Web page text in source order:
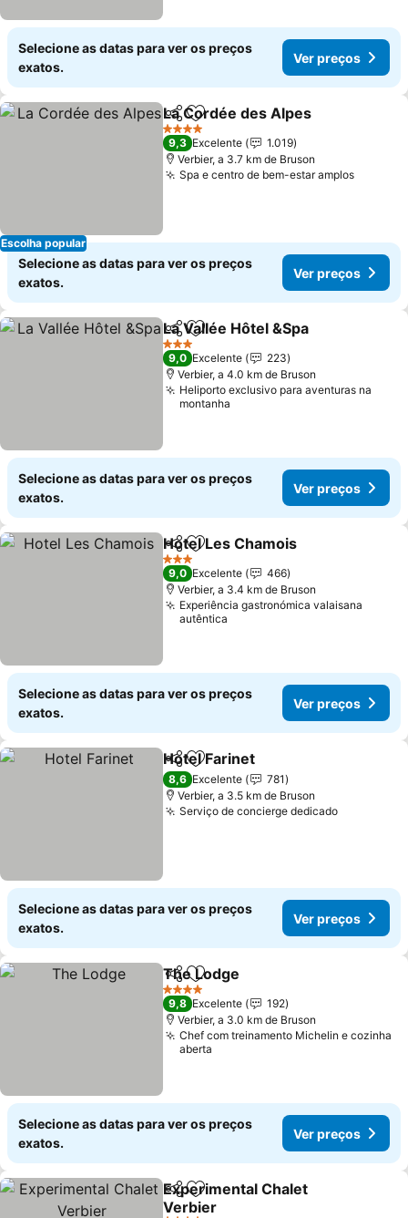
Selecione as datas para ver os preços
exatos.
Ver preços
Escolha popular
PartilharAdicionar aos favoritos
La Cordée des Alpes
4 Estrelas
9,3 Excelente
1.019
Verbier, a 3.7 km de Bruson
Spa e centro de bem-estar amplos
Selecione as datas para ver os preços
exatos.
Ver preços
PartilharAdicionar aos favoritos
La Vallée Hôtel &Spa
3 Estrelas
9,0 Excelente
223
Verbier, a 4.0 km de Bruson
Heliporto exclusivo para aventuras na
montanha
Selecione as datas para ver os preços
exatos.
Ver preços
PartilharAdicionar aos favoritos
Hotel Les Chamois
3 Estrelas
9,0 Excelente
466
Verbier, a 3.4 km de Bruson
Experiência gastronómica valaisana
autêntica
Selecione as datas para ver os preços
exatos.
Ver preços
PartilharAdicionar aos favoritos
Hotel Farinet
8,6 Excelente
781
Verbier, a 3.5 km de Bruson
Serviço de concierge dedicado
Selecione as datas para ver os preços
exatos.
Ver preços
PartilharAdicionar aos favoritos
The Lodge
4 Estrelas
9,8 Excelente
192
Verbier, a 3.0 km de Bruson
Chef com treinamento Michelin e cozinha
aberta
Selecione as datas para ver os preços
exatos.
Ver preços
PartilharAdicionar aos favoritos
Experimental Chalet
Verbier